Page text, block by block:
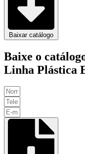
Baixar catálogo
Baixe o
Linha Plástica